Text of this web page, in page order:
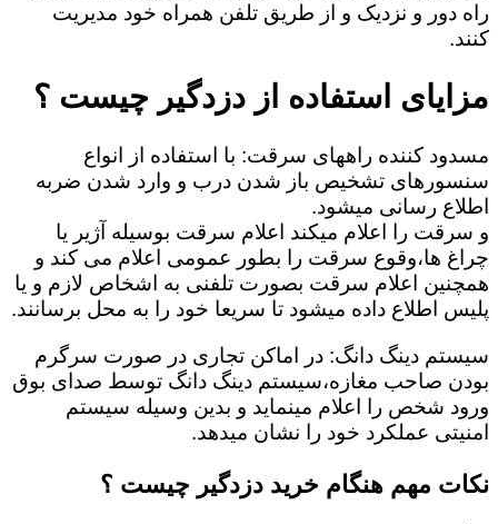
راه دور و نزدیک و از طریق تلفن همراه خود مدیریت
کنند.
مزایای استفاده از دزدگیر چیست ؟
مسدود کننده راههای سرقت: با استفاده از انواع
سنسورهای تشخیص باز شدن درب و وارد شدن ضربه
اطلاع رسانی میشود.
و سرقت را اعلام میکند اعلام سرقت بوسیله آژیر یا
چراغ ها،وقوع سرقت را بطور عمومی اعلام می کند و
همچنین اعلام سرقت بصورت تلفنی به اشخاص لازم و یا
پلیس اطلاع داده میشود تا سریعا خود را به محل برسانند.
سیستم دینگ دانگ: در اماکن تجاری در صورت سرگرم
بودن صاحب مغازه،سیستم دینگ دانگ توسط صدای بوق
ورود شخص را اعلام مینماید و بدین وسیله سیستم
امنیتی عملکرد خود را نشان میدهد.
نکات مهم هنگام خرید دزدگیر چیست ؟